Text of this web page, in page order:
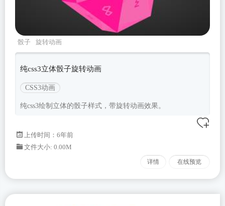
骰子 旋转动画
纯css3立体骰子旋转动画
CSS3动画
纯css3绘制立体的骰子样式，带旋转动画效果。
上传时间：6年前
文件大小: 0.00M
详情 在线预览